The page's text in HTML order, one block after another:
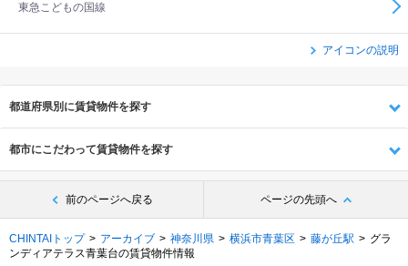
東急こどもの国線
アイコンの説明
都道府県別に賃貸物件を探す
都市にこだわって賃貸物件を探す
前のページへ戻る ページの先頭へ
CHINTAIトップ アーカイブ 神奈川県 横浜市青葉区 藤が丘駅
グラ
ンディアテラス青葉台の賃貸物件情報